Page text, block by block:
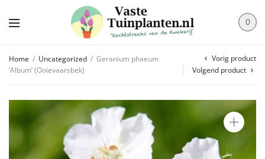
0
Home / Uncategorized / Geranium phaeum
‘Album’ (Ooievaarsbek)
Vorig product
Volgend product